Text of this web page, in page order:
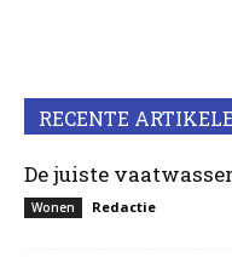
RECENTE
De juiste
Wonen Redactie